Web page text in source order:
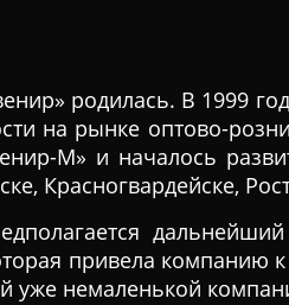
родилась. В 1999
на рынке оптово-
М» и началось
Красногвардейске,
привела компанию
уже немаленькой